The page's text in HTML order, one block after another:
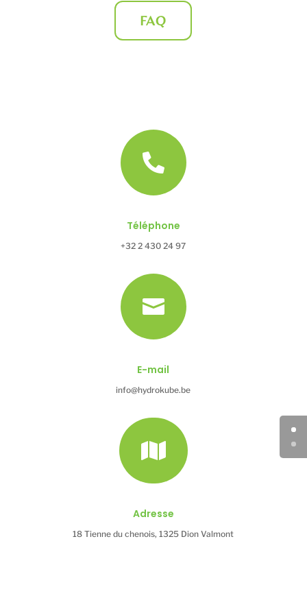
FAQ

Téléphone
+32 2 430 24 97

E-mail
info@hydrokube.be

Adresse
18 Tienne du chenois, 1325 Dion Valmont